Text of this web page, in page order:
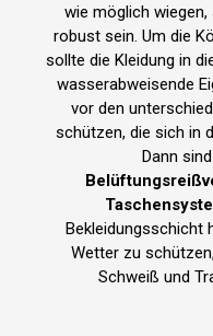
wie möglich
robust sein. Um die
sollte die Kleidung in
wasserabweisende
vor den
schützen, die sich in
Dann
Bekleidungsschicht
Wetter zu
Schweiß und